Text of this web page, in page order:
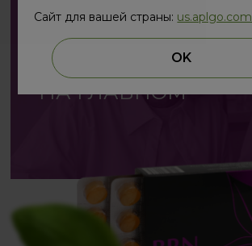
СФОКУСИРУЙСЯ
НА ГЛАВНОМ
Сайт для вашей страны: us.aplgo.com
OK